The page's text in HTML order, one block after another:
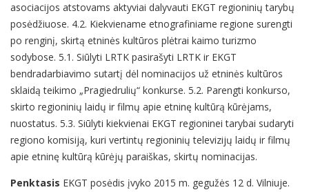
asociacijos atstovams aktyviai dalyvauti EKGT regioninių tarybų
posėdžiuose. 4.2. Kiekviename etnografiniame regione surengti
po renginį, skirtą etninės kultūros plėtrai kaimo turizmo
sodybose. 5.1. Siūlyti LRTK pasirašyti LRTK ir EKGT
bendradarbiavimo sutartį dėl nominacijos už etninės kultūros
sklaidą teikimo „Pragiedrulių“ konkurse. 5.2. Parengti konkurso,
skirto regioninių laidų ir filmų apie etninę kultūrą kūrėjams,
nuostatus. 5.3. Siūlyti kiekvienai EKGT regioninei tarybai sudaryti
regiono komisiją, kuri vertintų regioninių televizijų laidų ir filmų
apie etninę kultūrą kūrėjų paraiškas, skirtų nominacijas.
Penktasis EKGT posėdis įvyko 2015 m. gegužės 12 d. Vilniuje.